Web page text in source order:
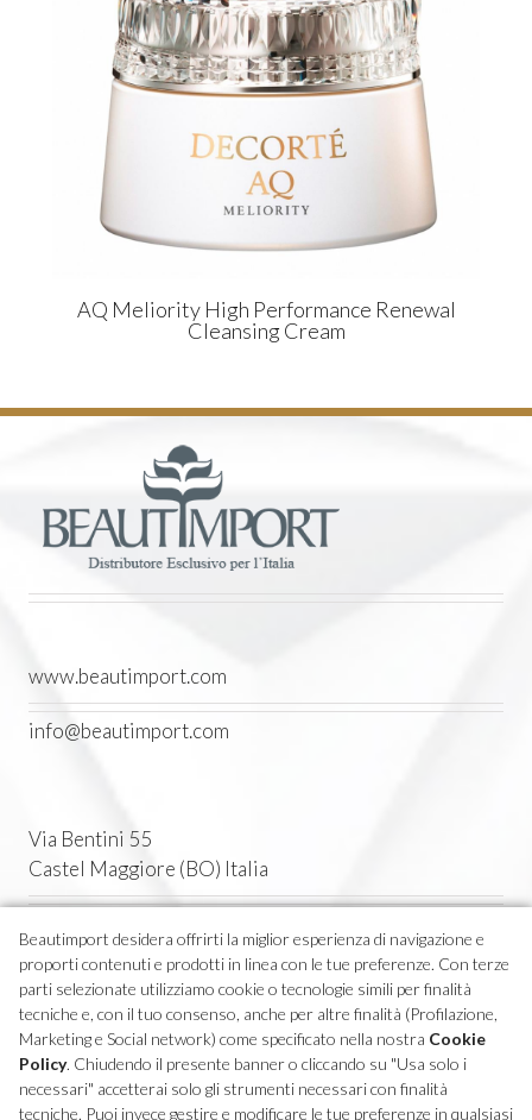
AQ Meliority High Performance Renewal
Cleansing Cream
www.beautimport.com
info@beautimport.com
Via Bentini 55
Castel Maggiore (BO) Italia
P.IVA 04270380373
Beautimport desidera offrirti la miglior esperienza di navigazione e
proporti contenuti e prodotti in linea con le tue preferenze. Con terze
parti selezionate utilizziamo cookie o tecnologie simili per finalità
tecniche e, con il tuo consenso, anche per altre finalità (Profilazione,
Marketing e Social network) come specificato nella nostra Cookie
Policy. Chiudendo il presente banner o cliccando su "Usa solo i
necessari" accetterai solo gli strumenti necessari con finalità
tecniche. Puoi invece gestire e modificare le tue preferenze in qualsiasi